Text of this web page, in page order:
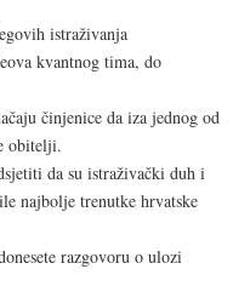
istraživanja
kvantnog tima, do
činjenice da iza jednog od
obitelji.
da su istraživački duh i
najbolje trenutke hrvatske
razgovoru o ulozi